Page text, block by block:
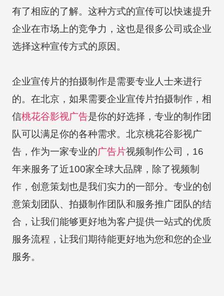
有了相应的了解。这种方式的宣传可以快速提升
企业在市场上的竞争力，这也是很多公司或企业
选择这种宣传方式的原因。
企业宣传片的拍摄制作是需要专业人士来进行
的。在北京，如果需要企业宣传片拍摄制作，相
信桃花谷影视广告是你的好选择，专业的制作团
队可以满足你的各种需求。北京桃花谷影视广
告，作为一家专业的广告片视频制作公司，16
年来服务了近100家全球大品牌，除了视频制
作，创意策划也是我们实力的一部分。专业的创
意策划团队、拍摄制作团队和服务推广团队的结
合，让我们能够更好地为客户提供一站式的优质
服务流程，让我们期待能更好地为您和您的企业
服务。